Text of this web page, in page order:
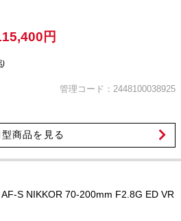
円
)
管理コード：2448100038925
型商品を見る
S NIKKOR 70-200mm F2.8G ED VR